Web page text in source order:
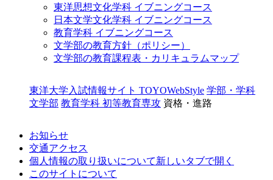
東洋思想文化学科 イブニングコース
日本文学文化学科 イブニングコース
教育学科 イブニングコース
文学部の教育方針（ポリシー）
文学部の教育課程表・カリキュラムマップ
東洋大学入試情報サイト TOYOWebStyle 学部・学科
文学部 教育学科 初等教育専攻 資格・進路
お知らせ
交通アクセス
個人情報の取り扱いについて新しいタブで開く
このサイトについて